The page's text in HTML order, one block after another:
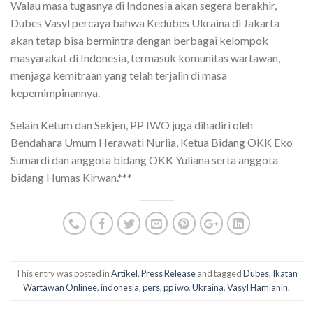
Walau masa tugasnya di Indonesia akan segera berakhir,
Dubes Vasyl percaya bahwa Kedubes Ukraina di Jakarta
akan tetap bisa bermintra dengan berbagai kelompok
masyarakat di Indonesia, termasuk komunitas wartawan,
menjaga kemitraan yang telah terjalin di masa
kepemimpinannya.
Selain Ketum dan Sekjen, PP IWO juga dihadiri oleh
Bendahara Umum Herawati Nurlia, Ketua Bidang OKK Eko
Sumardi dan anggota bidang OKK Yuliana serta anggota
bidang Humas Kirwan.***
This entry was posted inArtikel,Press Releaseand taggedDubes, Ikatan
Wartawan Onlinee,indonesia,pers,pp iwo,Ukraina,Vasyl Hamianin.